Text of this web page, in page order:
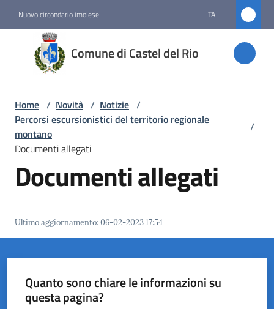
Nuovo circondario imolese ITA
Comune di Castel del Rio
Comune
di
Castel
Amministrazione
Novità
Castel
del
Home / Novità / Notizie /
Percorsi escursionistici del territorio regionale
montano
/
Documenti allegati
Documenti allegati
Ultimo aggiornamento:06-02-2023 17:54
Quanto sono chiare le informazioni su
questa pagina?